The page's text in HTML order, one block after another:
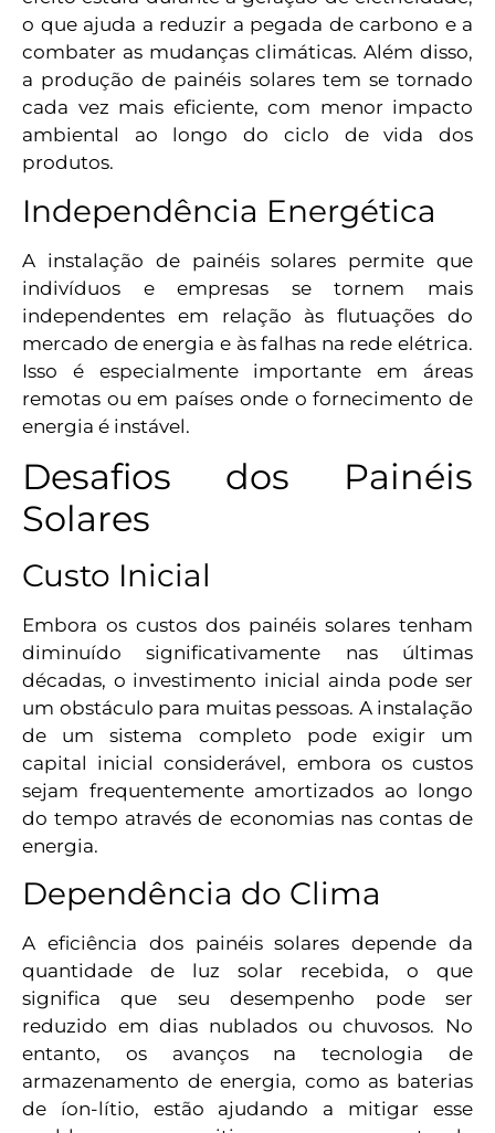
o que ajuda a reduzir a pegada de carbono e a
combater as mudanças climáticas. Além disso,
a produção de painéis solares tem se tornado
cada vez mais eficiente, com menor impacto
ambiental ao longo do ciclo de vida dos
produtos.
Independência Energética
A instalação de painéis solares permite que
indivíduos e empresas se tornem mais
independentes em relação às flutuações do
mercado de energia e às falhas na rede elétrica.
Isso é especialmente importante em áreas
remotas ou em países onde o fornecimento de
energia é instável.
Desafios dos Painéis
Solares
Custo Inicial
Embora os custos dos painéis solares tenham
diminuído significativamente nas últimas
décadas, o investimento inicial ainda pode ser
um obstáculo para muitas pessoas. A instalação
de um sistema completo pode exigir um
capital inicial considerável, embora os custos
sejam frequentemente amortizados ao longo
do tempo através de economias nas contas de
energia.
Dependência do Clima
A eficiência dos painéis solares depende da
quantidade de luz solar recebida, o que
significa que seu desempenho pode ser
reduzido em dias nublados ou chuvosos. No
entanto, os avanços na tecnologia de
armazenamento de energia, como as baterias
de íon-lítio, estão ajudando a mitigar esse